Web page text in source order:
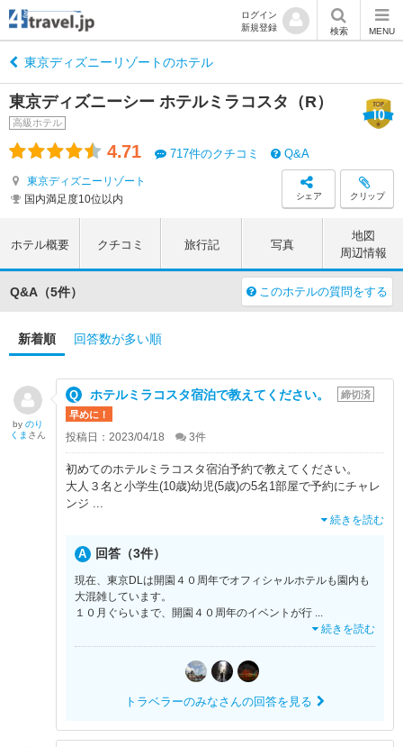
ログイン
新規登録
検索 MENU
東京ディズニーリゾートのホテル
東京ディズニーシー ホテルミラコスタ（R）
高級ホテル
4.71 717件のクチコミ Q&A
東京ディズニーリゾート
国内満足度10位以内
シェア クリップ
ホテル概要 クチコミ 旅行記 写真
地図
周辺情報
Q&A（5件） このホテルの質問をする
新着順 回答数が多い順
ホテルミラコスタ宿泊で教えてください。
締切済
早めに！
投稿日：2023/04/18 3件
初めてのホテルミラコスタ宿泊予約で教えてください。
大人３名と小学生(10歳)幼児(5歳)の5名1部屋で予約にチャレ
ンジ
続きを読む
回答（3件）
現在、東京DLは開園４０周年でオフィシャルホテルも園内も
大混雑しています。
１０月ぐらいまで、開園４０周年のイベントが行
続きを読む
トラベラーのみなさんの回答を見る
by のり
くま さん